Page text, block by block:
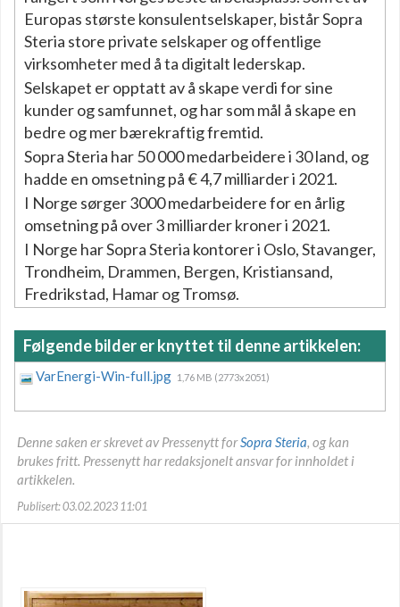
Europas største konsulentselskaper, bistår Sopra
Steria store private selskaper og offentlige
virksomheter med å ta digitalt lederskap.
Selskapet er opptatt av å skape verdi for sine
kunder og samfunnet, og har som mål å skape en
bedre og mer bærekraftig fremtid.
Sopra Steria har 50 000 medarbeidere i 30 land, og
hadde en omsetning på € 4,7 milliarder i 2021.
I Norge sørger 3000 medarbeidere for en årlig
omsetning på over 3 milliarder kroner i 2021.
I Norge har Sopra Steria kontorer i Oslo, Stavanger,
Trondheim, Drammen, Bergen, Kristiansand,
Fredrikstad, Hamar og Tromsø.
Følgende bilder er knyttet til denne artikkelen:
VarEnergi-Win-full.jpg 1,76 MB (2773x2051)
Denne saken er skrevet av Pressenytt forSopra Steria, og kan
brukes fritt. Pressenytt har redaksjonelt ansvar for innholdet i
artikkelen.
Publisert: 03.02.2023 11:01